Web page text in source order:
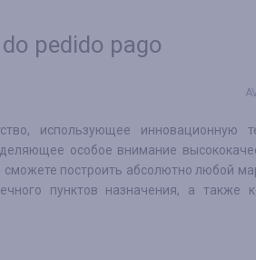
pedido pago
использующее инновационную
особое внимание
построить абсолютно любой
пунктов назначения, а также